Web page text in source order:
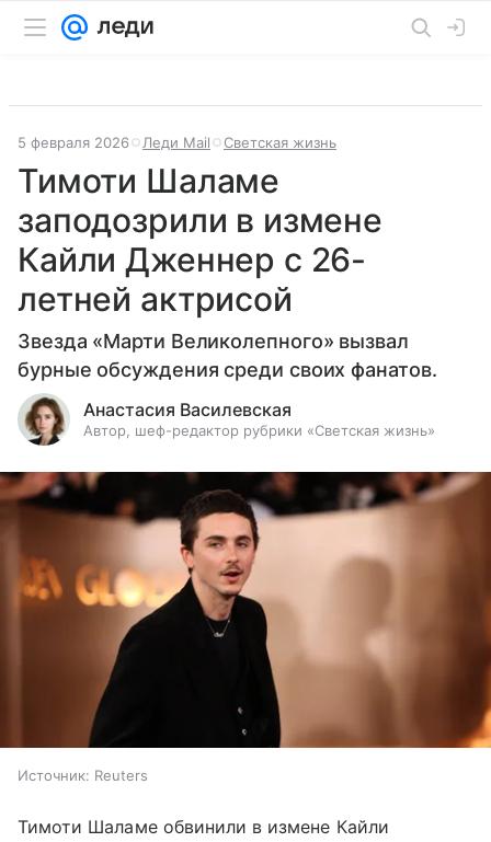
5 февраля 2026 Леди Mail Светская жизнь
Тимоти Шаламе
заподозрили в измене
Кайли Дженнер с 26-
летней актрисой
Звезда «Марти Великолепного» вызвал
бурные обсуждения среди своих фанатов.
Анастасия Василевская
Автор, шеф-редактор рубрики «Светская жизнь»
Источник: Reuters
Тимоти Шаламе обвинили в измене Кайли